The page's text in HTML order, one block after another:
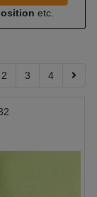
etc.
2 3 4